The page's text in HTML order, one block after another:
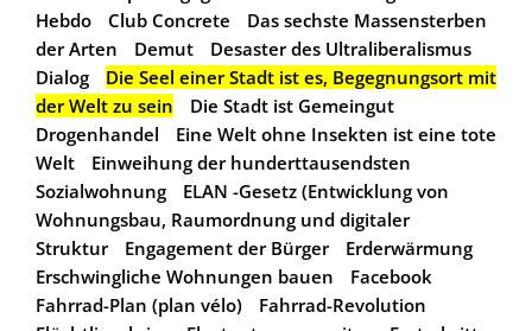
Hebdo
Club Concrete
Das sechste Massensterben
der Arten
Demut
Desaster des Ultraliberalismus
Dialog
Die Seel einer Stadt ist es, Begegnungsort mit
der Welt zu sein
Die Stadt ist Gemeingut
Drogenhandel
Eine Welt ohne Insekten ist eine tote
Welt
Einweihung der hunderttausendsten
Sozialwohnung
ELAN -Gesetz (Entwicklung von
Wohnungsbau, Raumordnung und digitaler
Struktur
Engagement der Bürger
Erderwärmung
Erschwingliche Wohnungen bauen
Facebook
Fahrrad-Plan (plan vélo)
Fahrrad-Revolution